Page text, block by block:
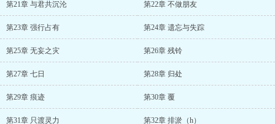
第21章 与君共沉沦 第22章 不做朋友
第23章 强行占有 第24章 遗忘与失踪
第25章 无妄之灾 第26章 残铃
第27章 七日 第28章 归处
第29章 痕迹 第30章 覆
第31章 只渡灵力 第32章 排淤（h）